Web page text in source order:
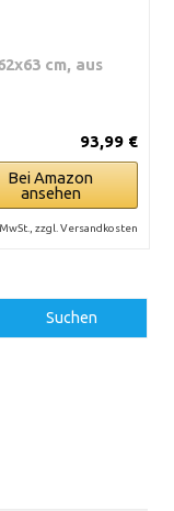
cm, aus
93,99 €
Bei Amazon
ansehen
zzgl. Versandkosten
Suchen